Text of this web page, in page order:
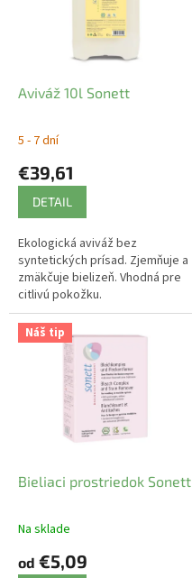
Aviváž 10l Sonett
5 - 7 dní
€39,61
DETAIL
Ekologická aviváž bez
syntetických prísad. Zjemňuje a
zmäkčuje bielizeň. Vhodná pre
citlivú pokožku.
Náš tip
Bieliaci prostriedok Sonett
Na sklade
od €5,09